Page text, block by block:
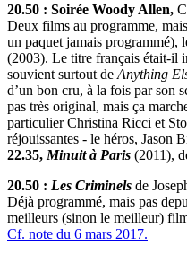
20.50 : Soirée Woody Allen,
Deux films au programme,
un paquet jamais programmé),
(2003). Le titre français était-il
souvient surtout de Anything
d’un bon cru, à la fois par son
pas très original, mais ça
particulier Christina Ricci et
réjouissantes - le héros, Jason
22.35, Minuit à Paris (2011),
20.50 : Les Criminels de
Déjà programmé, mais pas
meilleurs (sinon le meilleur)
Cf. note du 6 mars 2017.